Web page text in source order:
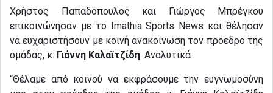
Χρήστος Παπαδόπουλος και Γιώργος Μπρέγκου
επικοινώνησαν με το Imathia Sports News και θέλησαν
να ευχαριστήσουν με κοινή ανακοίνωση τον πρόεδρο της
ομάδας, κ. Γιάννη Καλαϊτζίδη. Αναλυτικά :
“Θέλαμε από κοινού να εκφράσουμε την ευγνωμοσύνη